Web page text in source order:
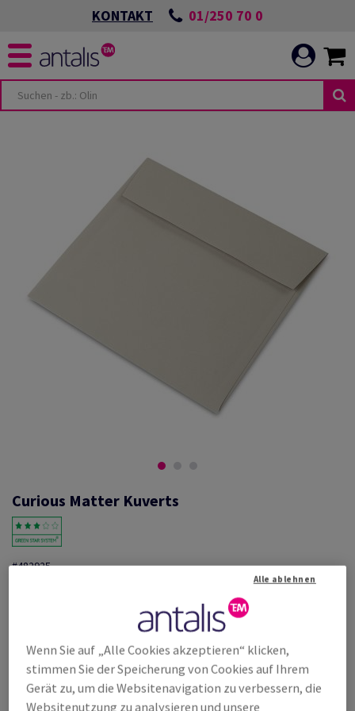
KONTAKT 01/250 70 0
Curious Matter Kuverts
#482925
Haftklebestreifen, 135g/m2, holzfrei ECF, Schachtel zu 250 Stück, FSC
Listenpreis
€ 738,33 21,57% Rabatt
Wenn Sie auf „Alle Cookies akzeptieren“ klicken,
stimmen Sie der Speicherung von Cookies auf Ihrem
Gerät zu, um die Websitenavigation zu verbessern, die
Websitenutzung zu analysieren und unsere
Alle ablehnen